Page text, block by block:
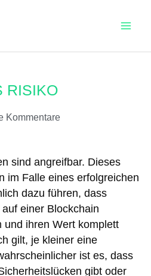
RISIKO
Kommentare
sind angreifbar. Dieses
im Falle eines erfolgreichen
dazu führen, dass
einer Blockchain
und ihren Wert komplett
gilt, je kleiner eine
ist es, dass
gibt oder